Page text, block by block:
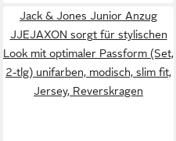
Jack & Jones Junior Anzug
JJEJAXON sorgt für stylischen
Look mit optimaler Passform (Set,
2-tlg) unifarben, modisch, slim fit,
Jersey, Reverskragen